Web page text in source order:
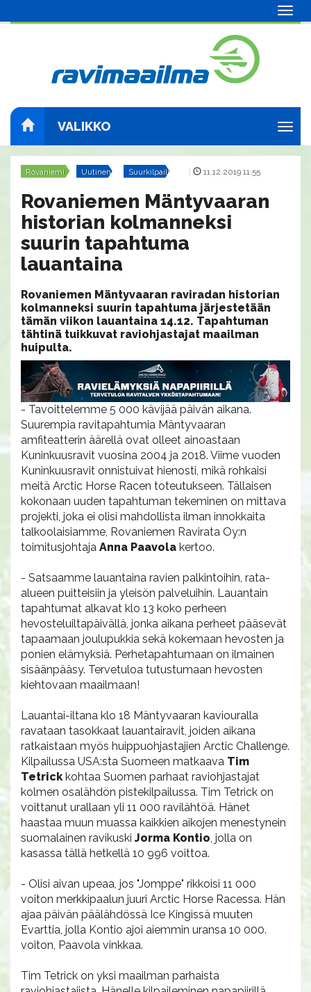
VALIKKO
Rovaniemi Uutinen Suurkilpailut | 11.12.2019 11:55
Rovaniemen Mäntyvaaran
historian kolmanneksi
suurin tapahtuma
lauantaina
Rovaniemen Mäntyvaaran raviradan historian
kolmanneksi suurin tapahtuma järjestetään
tämän viikon lauantaina 14.12. Tapahtuman
tähtinä tuikkuvat raviohjastajat maailman
huipulta.
- Tavoittelemme 5 000 kävijää päivän aikana.
Suurempia ravitapahtumia Mäntyvaaran
amfiteatterin äärellä ovat olleet ainoastaan
Kuninkuusravit vuosina 2004 ja 2018. Viime vuoden
Kuninkuusravit onnistuivat hienosti, mikä rohkaisi
meitä Arctic Horse Racen toteutukseen. Tällaisen
kokonaan uuden tapahtuman tekeminen on mittava
projekti, joka ei olisi mahdollista ilman innokkaita
talkoolaisiamme, Rovaniemen Ravirata Oy:n
toimitusjohtaja Anna Paavola kertoo.
- Satsaamme lauantaina ravien palkintoihin, rata-
alueen puitteisiin ja yleisön palveluihin. Lauantain
tapahtumat alkavat klo 13 koko perheen
hevosteluiltapäivällä, jonka aikana perheet pääsevät
tapaamaan joulupukkia sekä kokemaan hevosten ja
ponien elämyksiä. Perhetapahtumaan on ilmainen
sisäänpääsy. Tervetuloa tutustumaan hevosten
kiehtovaan maailmaan!
Lauantai-iltana klo 18 Mäntyvaaran kaviouralla
ravataan tasokkaat lauantairavit, joiden aikana
ratkaistaan myös huippuohjastajien Arctic Challenge.
Kilpailussa USA:sta Suomeen matkaava Tim
Tetrick kohtaa Suomen parhaat raviohjastajat
kolmen osalähdön pistekilpailussa. Tim Tetrick on
voittanut urallaan yli 11 000 ravilähtöä. Hänet
haastaa muun muassa kaikkien aikojen menestynein
suomalainen ravikuski Jorma Kontio , jolla on
kasassa tällä hetkellä 10 996 voittoa.
- Olisi aivan upeaa, jos "Jomppe" rikkoisi 11 000
voiton merkkipaalun juuri Arctic Horse Racessa. Hän
ajaa päivän päälähdössä Ice Kingissä muuten
Evarttia, jolla Kontio ajoi aiemmin uransa 10 000.
voiton, Paavola vinkkaa.
Tim Tetrick on yksi maailman parhaista